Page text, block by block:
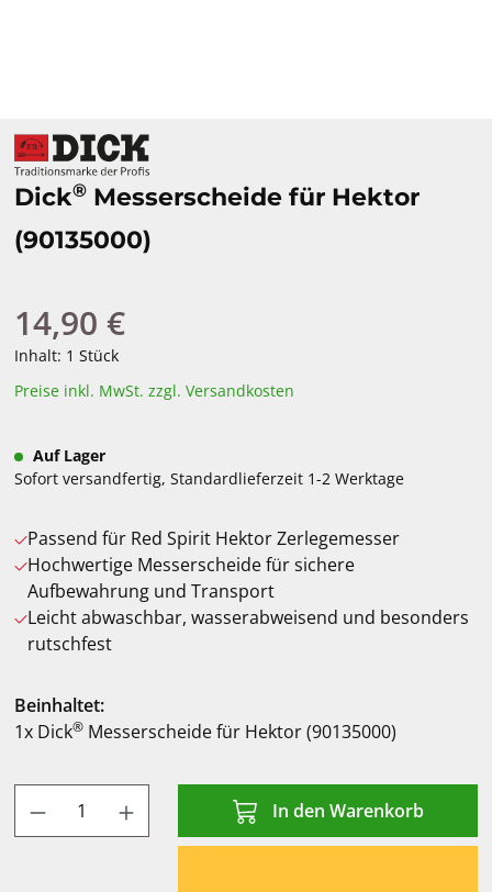
Dick® Messerscheide für Hektor
(90135000)
Regulärer Preis:
14,90 €
Inhalt: 1 Stück
Preise inkl. MwSt. zzgl. Versandkosten
Auf Lager
Sofort versandfertig, Standardlieferzeit 1-2 Werktage
Passend für Red Spirit Hektor Zerlegemesser
Hochwertige Messerscheide für sichere
Aufbewahrung und Transport
Leicht abwaschbar, wasserabweisend und besonders
rutschfest
Beinhaltet:
1x Dick® Messerscheide für Hektor (90135000)
Produkt Anzahl: Gib den gewünschten
In den Warenkorb